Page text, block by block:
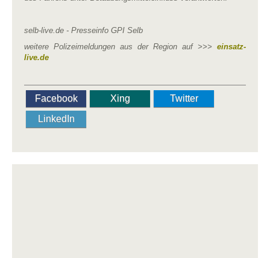
selb-live.de - Presseinfo GPI Selb
weitere Polizeimeldungen aus der Region auf >>> einsatz-
live.de
Facebook Xing
Twitter
LinkedIn